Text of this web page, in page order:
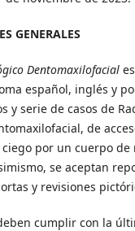
GENERALES
Dentomaxilofacial
español, inglés y
y serie de casos de
de
por un cuerpo de
se aceptan
y revisiones
cumplir con la